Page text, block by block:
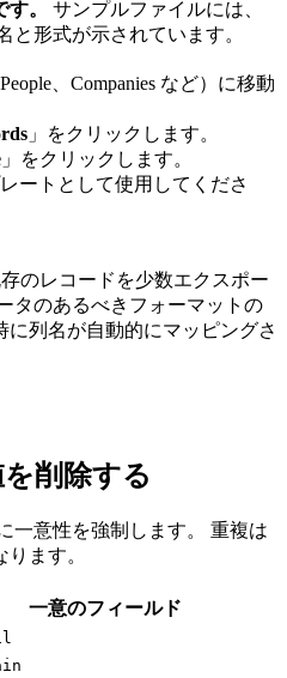
。
サンプルファイルには、
と形式が示されています。
、Companies など）に移動
」をクリックします。
」をクリックします。
ートとして使用してくださ
のレコードを少数エクスポー
タのあるべきフォーマットの
列名が自動的にマッピングさ
削除する
一意性を強制します。 重複は
ます。
一意のフィールド